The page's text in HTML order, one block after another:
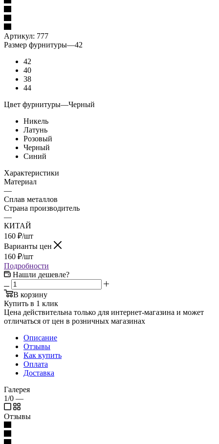
Артикул: 777
Размер фурнитуры—42
42
40
38
44
Цвет фурнитуры—Черный
Никель
Латунь
Розовый
Черный
Синий
Характеристики
Материал
—
Сплав металлов
Страна производитель
—
КИТАЙ
160 ₽/шт
Варианты цен
160 ₽/шт
Подробности
Нашли дешевле?
В корзину
Купить в 1 клик
Цена действительна только для интернет-магазина и может
отличаться от цен в розничных магазинах
Описание
Отзывы
Как купить
Оплата
Доставка
Галерея
1/0 —
Отзывы